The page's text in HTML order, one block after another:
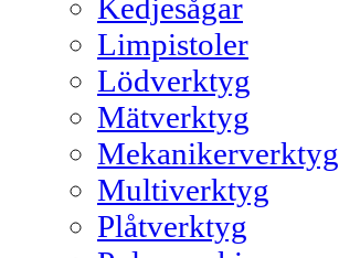
Kedjesågar
Limpistoler
Lödverktyg
Mätverktyg
Mekanikerverktyg
Multiverktyg
Plåtverktyg